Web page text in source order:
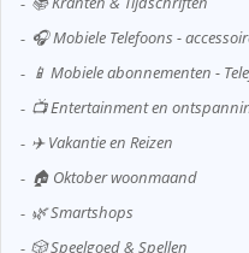
🎧 Mobiele Telefoons -
📱 Mobiele abonnementen -
📺 Entertainment en
✈️ Vakantie en Reizen
🏠 Oktober woonmaand
🌿 Smartshops
🎲 Speelgoed & Spellen